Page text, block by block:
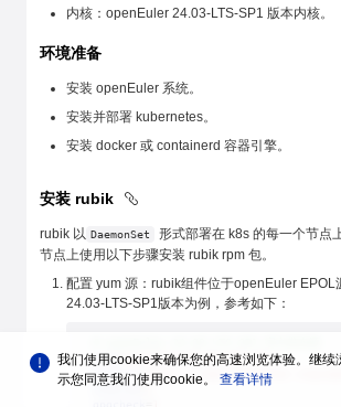
内核：openEuler 24.03-LTS-SP1 版本内核。
环境准备
安装 openEuler 系统。
安装并部署 kubernetes。
安装 docker 或 containerd 容器引擎。
安装 rubik
rubik 以 DaemonSet
形式部署在 k8s 的每一个节点
节点上使用以下步骤安装 rubik rpm 包。
配置 yum 源：rubik组件位于openEuler
24.03-LTS-SP1版本为例，参考如下：
name=openEuler24.03-LTS-SP1
baseurl =https://repo.openeuler.org/
enabled=1
我们使用cookie来确保您的高速浏览体验。继续
示您同意我们使用cookie。 查看详情